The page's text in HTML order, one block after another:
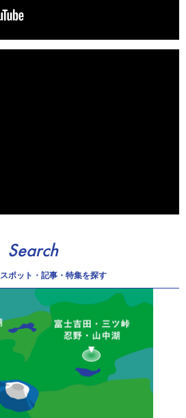
Search
スポット・記事・特集を探す